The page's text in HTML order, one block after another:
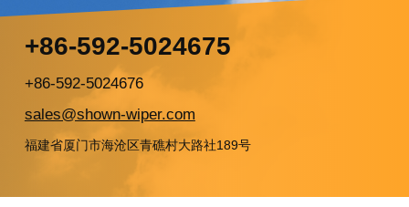
+86-592-5024675
+86-592-5024676
sales@shown-wiper.com
福建省厦门市海沧区青礁村大路社189号